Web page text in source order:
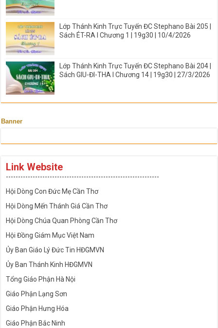
Lớp Thánh Kinh Trực Tuyến ĐC Stephano Bài 205 |
Sách ÉT-RA I Chương 1 | 19g30 | 10/4/2026
Lớp Thánh Kinh Trực Tuyến ĐC Stephano Bài 204 |
Sách GIU-ĐI-THA I Chương 14 | 19g30 | 27/3/2026
Banner
Link Website
---------------------------------------------------------------
Hội Dòng Con Đức Mẹ Cần Thơ
Hội Dòng Mến Thánh Giá Cần Thơ
Hội Dòng Chúa Quan Phòng Cần Thơ
Hội Đồng Giám Mục Việt Nam
Ủy Ban Giáo Lý Đức Tin HĐGMVN
Ủy Ban Thánh Kinh HĐGMVN
Tổng Giáo Phận Hà Nội
Giáo Phận Lạng Sơn
Giáo Phận Hưng Hóa
Giáo Phận Bắc Ninh